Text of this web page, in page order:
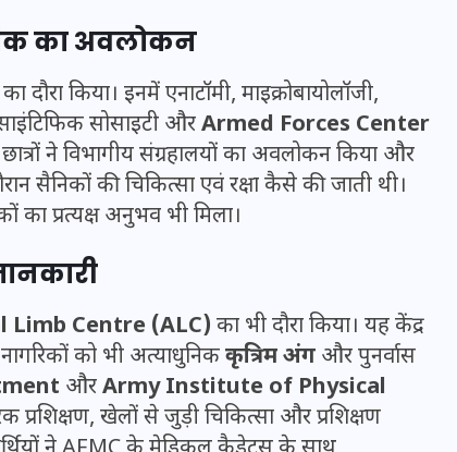
का अवलोकन
दौरा किया। इनमें एनाटॉमी, माइक्रोबायोलॉजी,
सोसाइटी औरArmed Forces Center
ने विभागीय संग्रहालयों का अवलोकन किया और
सैनिकों की चिकित्सा एवं रक्षा कैसे की जाती थी।
प्रत्यक्ष अनुभव भी मिला।
Centre (ALC) का भी दौरा किया। यह केंद्र
को भी अत्याधुनिककृत्रिम अंगऔर पुनर्वास
औरArmy Institute of Physical
प्रशिक्षण, खेलों से जुड़ी चिकित्सा और प्रशिक्षण
UPSSSC Lekhpal Recruitment
2025: यूपी में लेखपाल के पदों
पर बंपर भर्ती का विज्ञापन जारी,
जानें कब से शुरू होंगे आवेदन
16 दिसम्बर 2025